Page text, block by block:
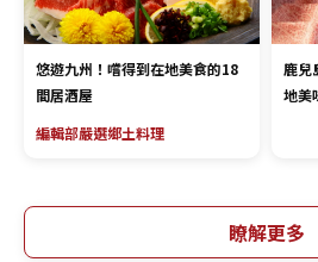
悠遊九州！嚐得到在地美食的18
間居酒屋
編輯部嚴選鄉土料理
鹿兒
地美
瞭解更多